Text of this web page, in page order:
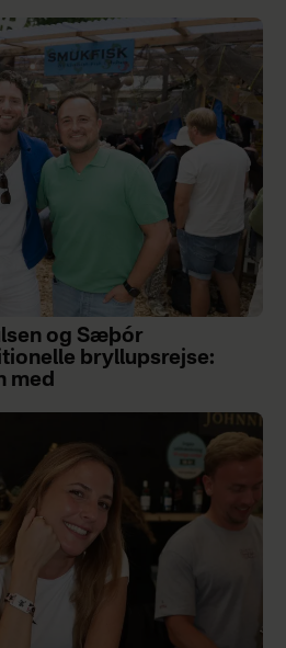
og Sæþór
bryllupsrejse:
med